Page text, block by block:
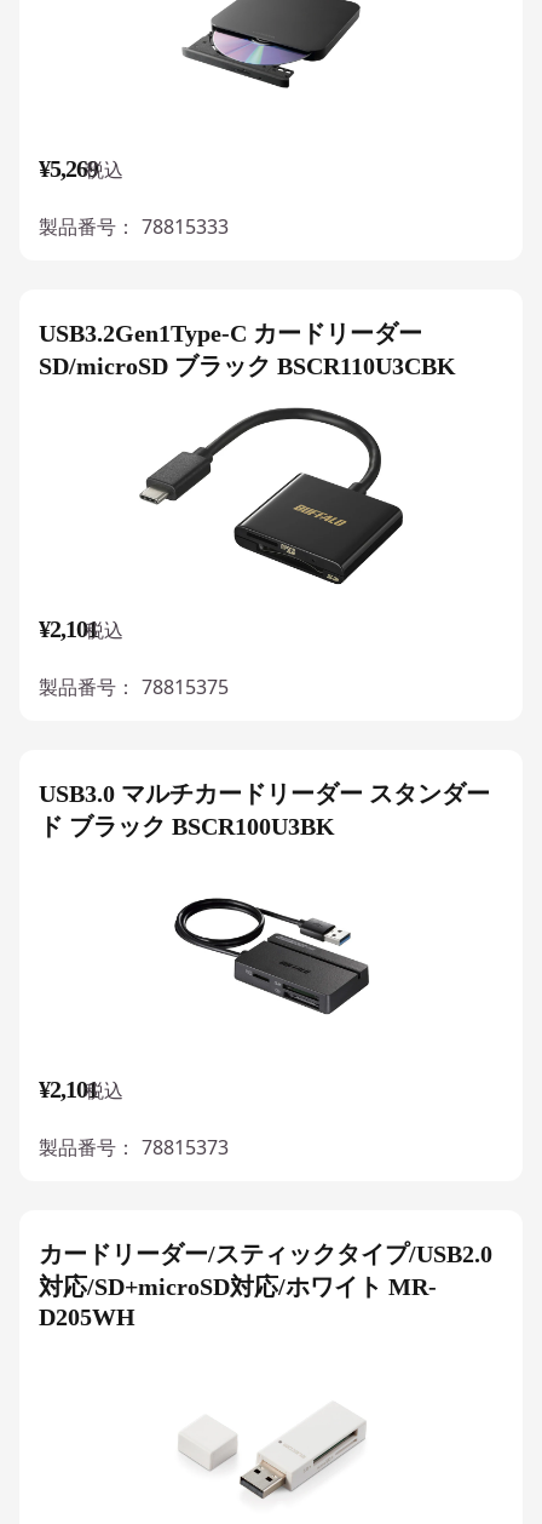
¥5,269税込
製品番号： 78815333
USB3.2Gen1Type-C カードリーダー
SD/microSD ブラック BSCR110U3CBK
¥2,101税込
製品番号： 78815375
USB3.0 マルチカードリーダー スタンダー
ド ブラック BSCR100U3BK
¥2,101税込
製品番号： 78815373
カードリーダー/スティックタイプ/USB2.0
対応/SD+microSD対応/ホワイト MR-
D205WH